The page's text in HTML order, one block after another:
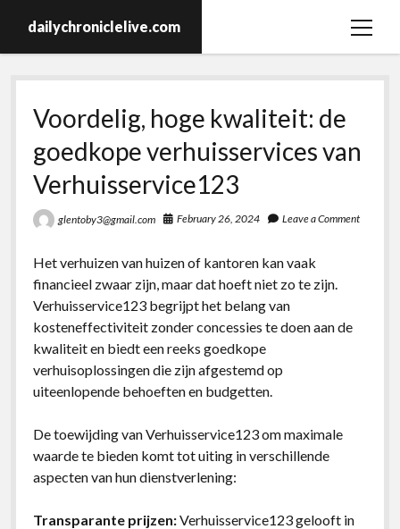
dailychroniclelive.com
open
Voordelig, hoge kwaliteit: de
goedkope verhuisservices van
Verhuisservice123
glentoby3@gmail.com February 26, 2024 Leave a Comment
Het verhuizen van huizen of kantoren kan vaak
financieel zwaar zijn, maar dat hoeft niet zo te zijn.
Verhuisservice123 begrijpt het belang van
kosteneffectiviteit zonder concessies te doen aan de
kwaliteit en biedt een reeks goedkope
verhuisoplossingen die zijn afgestemd op
uiteenlopende behoeften en budgetten.
De toewijding van Verhuisservice123 om maximale
waarde te bieden komt tot uiting in verschillende
aspecten van hun dienstverlening:
Transparante prijzen:Verhuisservice123 gelooft in